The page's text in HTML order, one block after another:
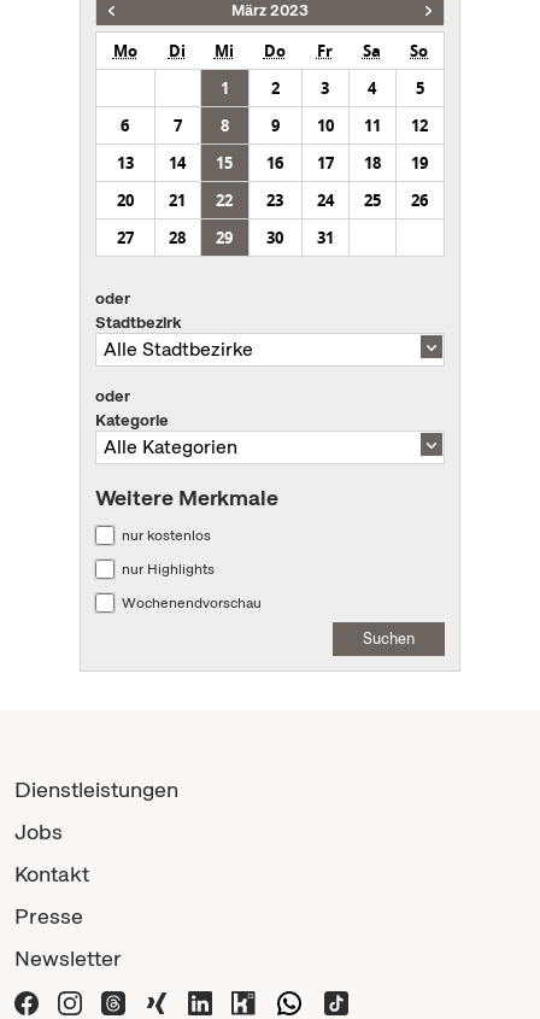
März 2023
Mo Di Mi Do Fr Sa
So
1
2 3 4
5
6
7 8 9 10 11
12
13
14 15 16 17 18
19
20
21 22 23 24 25
26
27
28 29 30 31
oder
Stadtbezirk
oder
Kategorie
Weitere Merkmale
nur kostenlos
nur Highlights
Wochenendvorschau
Suchen
Dienstleistungen
Jobs
Kontakt
Presse
Newsletter